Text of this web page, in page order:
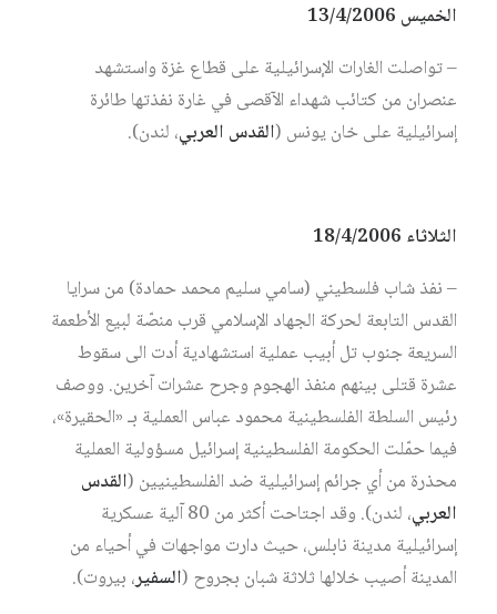
الخميس 13/4/2006
– تواصلت الغارات الإسرائيلية على قطاع غزة واستشهد
عنصران من كتائب شهداء الآقصى في غارة نفذتها طائرة
إسرائيلية على خان يونس (القدس العربي، لندن).
الثلاثاء 18/4/2006
– نفذ شاب فلسطيني (سامي سليم محمد حمادة) من سرايا
القدس التابعة لحركة الجهاد الإسلامي قرب منصّة لبيع الأطعمة
السريعة جنوب تل أبيب عملية استشهادية أدت الى سقوط
عشرة قتلى بينهم منفذ الهجوم وجرح عشرات آخرين. ووصف
رئيس السلطة الفلسطينية محمود عباس العملية بـ «الحقيرة»،
فيما حمّلت الحكومة الفلسطينية إسرائيل مسؤولية العملية
محذرة من أي جرائم إسرائيلية ضد الفلسطينيين (القدس
العربي
، لندن). وقد اجتاحت أكثر من 80 آلية عسكرية
إسرائيلية مدينة نابلس، حيث دارت مواجهات في أحياء من
المدينة أصيب خلالها ثلاثة شبان بجروح (السفير، بيروت).